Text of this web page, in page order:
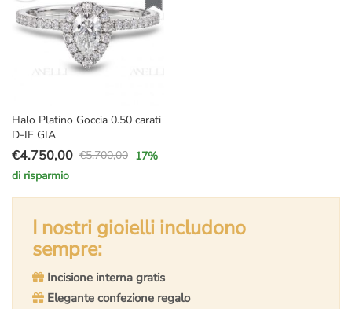
Halo Platino Goccia 0.50 carati
D-IF GIA
€5.700,00
Il
prezzo
originale
€5.700,00.
€4.750,00
Il
prezzo
attuale
€4.750,00.
17%
di risparmio
I nostri gioielli includono
sempre:
Incisione interna gratis
Elegante confezione regalo